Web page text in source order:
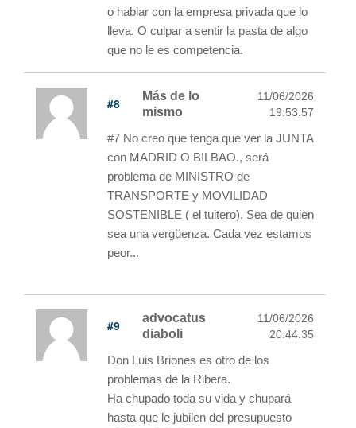
o hablar con la empresa privada que lo
lleva. O culpar a sentir la pasta de algo
que no le es competencia.
#8
Más de lo
mismo
11/06/2026
19:53:57
#7 No creo que tenga que ver la JUNTA
con MADRID O BILBAO., será
problema de MINISTRO de
TRANSPORTE y MOVILIDAD
SOSTENIBLE ( el tuitero). Sea de quien
sea una vergüenza. Cada vez estamos
peor...
#9
advocatus
diaboli
11/06/2026
20:44:35
Don Luis Briones es otro de los
problemas de la Ribera.
Ha chupado toda su vida y chupará
hasta que le jubilen del presupuesto